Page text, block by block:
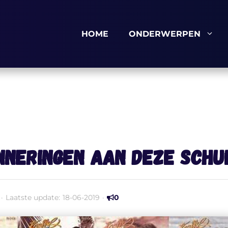
HOME ONDERWERPEN
aan deze
· Laatste update: 18-06-2019 · 0